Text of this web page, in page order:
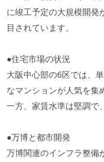
に竣工予定の大規模開発
目されています。
●住宅市場の状況
大阪中心部の6区では、
なマンションが人気を集
一方、家賃水準は堅調で
●万博と都市開発
万博関連のインフラ整備